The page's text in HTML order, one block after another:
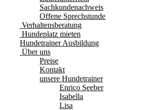
Sachkundenachweis
Offene Sprechstunde
Verhaltensberatung
Hundeplatz mieten
Hundetrainer Ausbildung
Über uns
Preise
Kontakt
unsere Hundetrainer
Enrico Seeber
Isabella
Lisa